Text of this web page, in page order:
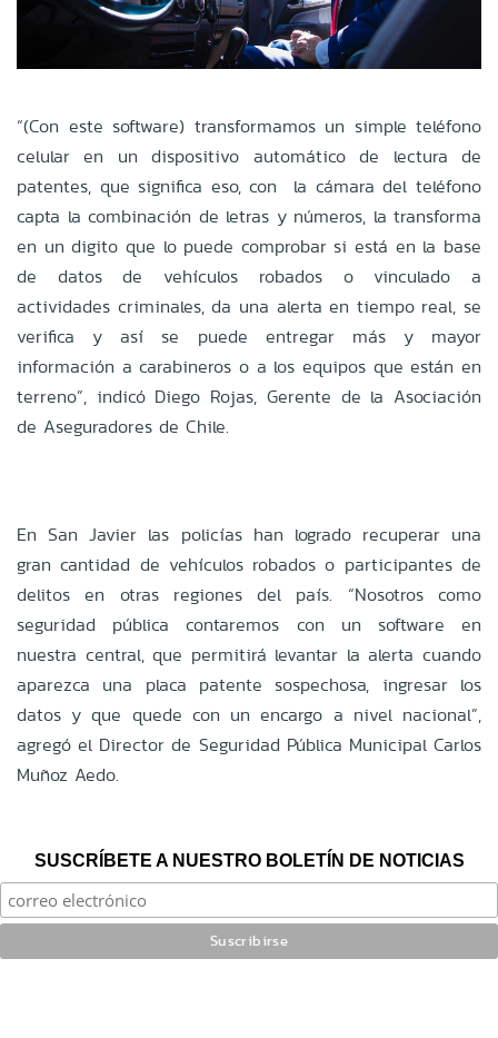
“(Con este software) transformamos un simple teléfono
celular en un dispositivo automático de lectura de
patentes, que significa eso, con la cámara del teléfono
capta la combinación de letras y números, la transforma
en un digito que lo puede comprobar si está en la base
de datos de vehículos robados o vinculado a
actividades criminales, da una alerta en tiempo real, se
verifica y así se puede entregar más y mayor
información a carabineros o a los equipos que están en
terreno”, indicó Diego Rojas, Gerente de la Asociación
de Aseguradores de Chile.
En San Javier las policías han logrado recuperar una
gran cantidad de vehículos robados o participantes de
delitos en otras regiones del país. “Nosotros como
seguridad pública contaremos con un software en
nuestra central, que permitirá levantar la alerta cuando
aparezca una placa patente sospechosa, ingresar los
datos y que quede con un encargo a nivel nacional”,
agregó el Director de Seguridad Pública Municipal Carlos
Muñoz Aedo.
SUSCRÍBETE A NUESTRO BOLETÍN DE NOTICIAS